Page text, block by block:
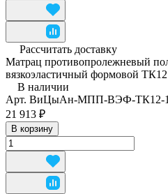
Рассчитать доставку
Матрац противопролежневый
вязкоэластичный формовой
В наличии
Арт. ВиЦыАн-МПП-ВЭФ-ТК12-
21 913 ₽
В корзину